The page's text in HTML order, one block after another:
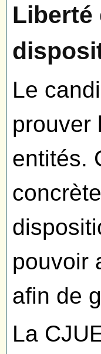
Liberté
Le
prouver
entités.
pouvoir
afin de
La